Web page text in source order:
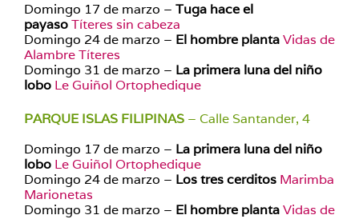
Domingo 17 de marzo – Tuga hace el
payasoTíteres sin cabeza
Domingo 24 de marzo – El hombre plantaVidas de
Alambre Títeres
Domingo 31 de marzo – La primera luna del niño
lobo Le Guiñol Ortophedique
PARQUE ISLAS FILIPINAS – Calle Santander, 4
Domingo 17 de marzo – La primera luna del niño
lobo Le Guiñol Ortophedique
Domingo 24 de marzo – Los tres cerditos Marimba
Marionetas
Domingo 31 de marzo – El hombre plantaVidas de